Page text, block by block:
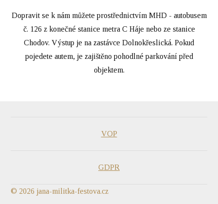
Dopravit se k nám můžete prostřednictvím MHD - autobusem
č. 126 z konečné stanice metra C Háje nebo ze stanice
Chodov. Výstup je na zastávce Dolnokřeslická. Pokud
pojedete autem, je zajištěno pohodlné parkování před
objektem.
VOP
GDPR
© 2026 jana-militka-festova.cz